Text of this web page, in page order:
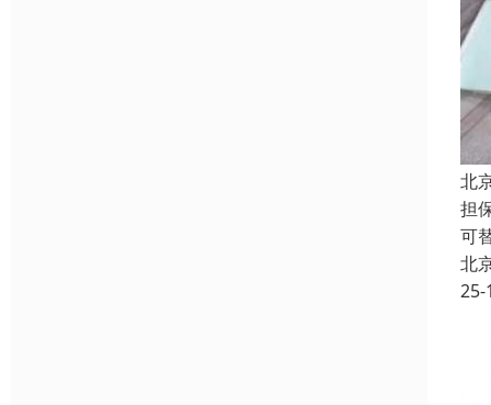
北
担
可
北
25-